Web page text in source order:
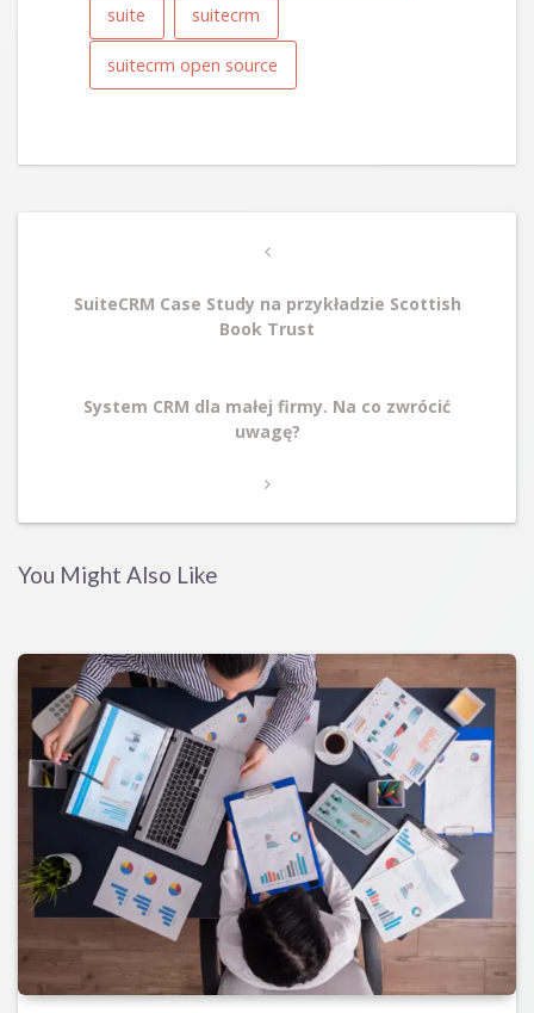
suite suitecrm
suitecrm open source
Previous
SuiteCRM Case Study na przykładzie Scottish
Book Trust
NextSystem CRM dla małej firmy. Na co zwrócić
uwagę?
You Might Also Like